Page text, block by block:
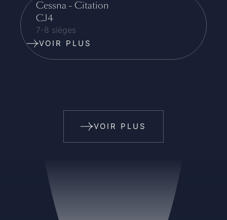
Cessna - Citation
CJ4
7-8 sièges
VOIR PLUS
VOIR PLUS